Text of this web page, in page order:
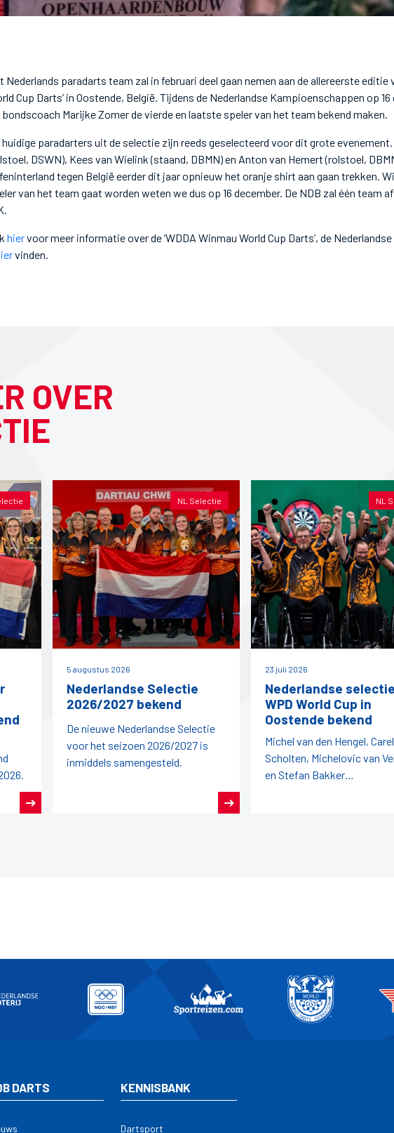
Nederlands paradarts team zal in februari deel gaan nemen aan de allereerste editie
Cup Darts’ in Oostende, België. Tijdens de Nederlandse Kampioenschappen op
bondscoach Marijke Zomer de vierde en laatste speler van het team bekend maken.
huidige paradarters uit de selectie zijn reeds geselecteerd voor dit grote evenement.
DSWN), Kees van Wielink (staand, DBMN) en Anton van Hemert (rolstoel,
tegen België eerder dit jaar opnieuw het oranje shirt aan gaan trekken.
van het team gaat worden weten we dus op 16 december. De NDB zal één team
hiervoor meer informatie over de ‘WDDA Winmau World Cup Darts’, de
vinden.
OVER
NL Selectie
5 augustus 2026
Nederlandse Selectie
2026/2027 bekend
De nieuwe Nederlandse Selectie
voor het seizoen 2026/2027 is
inmiddels samengesteld.
NL
23 juli 2026
Nederlandse selectie
WPD World Cup in
Oostende bekend
Michel van den Hengel, Carel
Scholten, Michelovic van
en Stefan Bakker
vertegenwoordigen ons
DARTS KENNISBANK
Dartsport